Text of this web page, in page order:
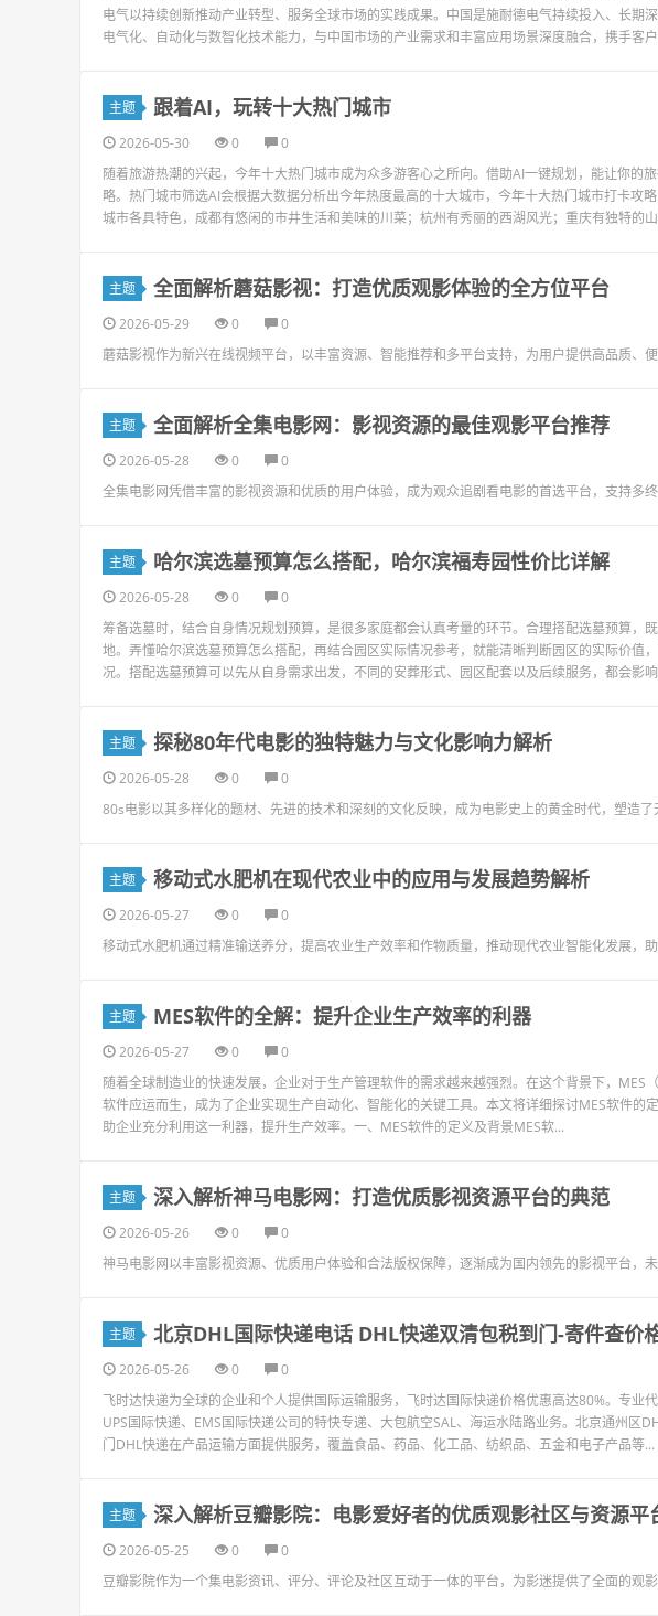
电气以持续创新推动产业转型、服务全球市场的实践成果。中国是施耐德电气持续投入、长期
电气化、自动化与数智化技术能力，与中国市场的产业需求和丰富应用场景深度融合，携手客
主题 跟着AI，玩转十大热门城市
2026-05-30 0
0
随着旅游热潮的兴起，今年十大热门城市成为众多游客心之所向。借助AI一键规划，能让你的
略。热门城市筛选AI会根据大数据分析出今年热度最高的十大城市，今年十大热门城市打卡攻
城市各具特色，成都有悠闲的市井生活和美味的川菜；杭州有秀丽的西湖风光；重庆有独特的
主题 全面解析蘑菇影视：打造优质观影体验的全方位平台
2026-05-29 0
0
蘑菇影视作为新兴在线视频平台，以丰富资源、智能推荐和多平台支持，为用户提供高品质、
主题 全面解析全集电影网：影视资源的最佳观影平台推荐
2026-05-28 0
0
全集电影网凭借丰富的影视资源和优质的用户体验，成为观众追剧看电影的首选平台，支持多
主题 哈尔滨选墓预算怎么搭配，哈尔滨福寿园性价比详解
2026-05-28 0
0
筹备选墓时，结合自身情况规划预算，是很多家庭都会认真考量的环节。合理搭配选墓预算，
地。弄懂哈尔滨选墓预算怎么搭配，再结合园区实际情况参考，就能清晰判断园区的实际价值
况。搭配选墓预算可以先从自身需求出发，不同的安葬形式、园区配套以及后续服务，都会影
主题 探秘80年代电影的独特魅力与文化影响力解析
2026-05-28 0
0
80s电影以其多样化的题材、先进的技术和深刻的文化反映，成为电影史上的黄金时代，塑造了
主题 移动式水肥机在现代农业中的应用与发展趋势解析
2026-05-27 0
0
移动式水肥机通过精准输送养分，提高农业生产效率和作物质量，推动现代农业智能化发展，助
主题 MES软件的全解：提升企业生产效率的利器
2026-05-27 0
0
随着全球制造业的快速发展，企业对于生产管理软件的需求越来越强烈。在这个背景下，MES
软件应运而生，成为了企业实现生产自动化、智能化的关键工具。本文将详细探讨MES软件的
助企业充分利用这一利器，提升生产效率。一、MES软件的定义及背景MES软...
主题 深入解析神马电影网：打造优质影视资源平台的典范
2026-05-26 0
0
神马电影网以丰富影视资源、优质用户体验和合法版权保障，逐渐成为国内领先的影视平台，
主题 北京DHL国际快递电话 DHL快递双清包税到门-寄件查价
2026-05-26 0
0
飞时达快递为全球的企业和个人提供国际运输服务，飞时达国际快递价格优惠高达80%。专业
UPS国际快递、EMS国际快递公司的特快专递、大包航空SAL、海运水陆路业务。北京通州区
门DHL快递在产品运输方面提供服务，覆盖食品、药品、化工品、纺织品、五金和电子产品等...
主题 深入解析豆瓣影院：电影爱好者的优质观影社区与资源平
2026-05-25 0
0
豆瓣影院作为一个集电影资讯、评分、评论及社区互动于一体的平台，为影迷提供了全面的观